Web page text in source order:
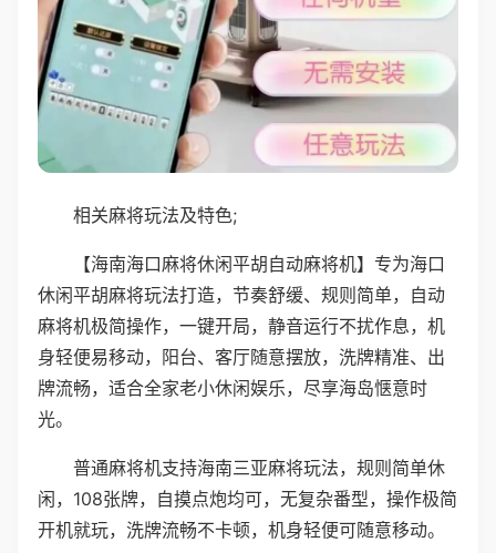
相关麻将玩法及特色;
【海南海口麻将休闲平胡自动麻将机】专为海口
休闲平胡麻将玩法打造，节奏舒缓、规则简单，自动
麻将机极简操作，一键开局，静音运行不扰作息，机
身轻便易移动，阳台、客厅随意摆放，洗牌精准、出
牌流畅，适合全家老小休闲娱乐，尽享海岛惬意时
光。
普通麻将机支持海南三亚麻将玩法，规则简单休
闲，108张牌，自摸点炮均可，无复杂番型，操作极简
开机就玩，洗牌流畅不卡顿，机身轻便可随意移动。